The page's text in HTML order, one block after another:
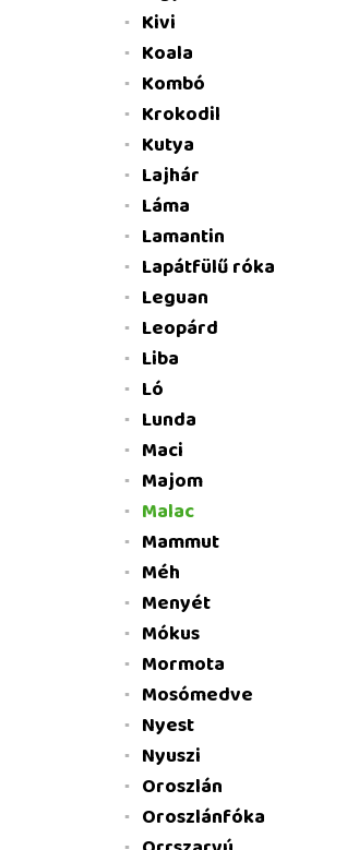
Kivi
Koala
Kombó
Krokodil
Kutya
Lajhár
Láma
Lamantin
Lapátfülű róka
Leguan
Leopárd
Liba
Ló
Lunda
Maci
Majom
Malac
Mammut
Méh
Menyét
Mókus
Mormota
Mosómedve
Nyest
Nyuszi
Oroszlán
Oroszlánfóka